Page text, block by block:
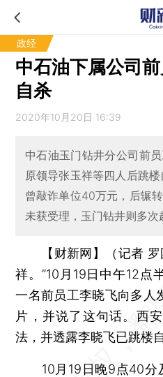
政经
中石油下属公司
自杀
2020年10月20日 16:39
中石油玉门钻井分公司前
原领导张玉祥等四人后跳
曾敲诈单位40万元，后辗
未获受理，玉门钻井则多
【财新网】（记者 罗
祥。”10月19日中午12点
一名前员工李晓飞向多人
片，并说了这句话。西
法，并透露李晓飞已跳楼
10月19日晚9点40分